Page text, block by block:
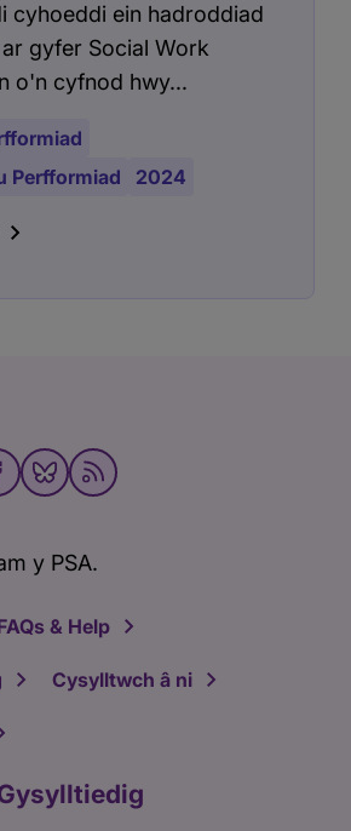
cyhoeddi ein hadroddiad
gyfer Social Work
o'n cyfnod hwy...
Perfformiad
2024
y PSA.
& Help
Cysylltwch â ni